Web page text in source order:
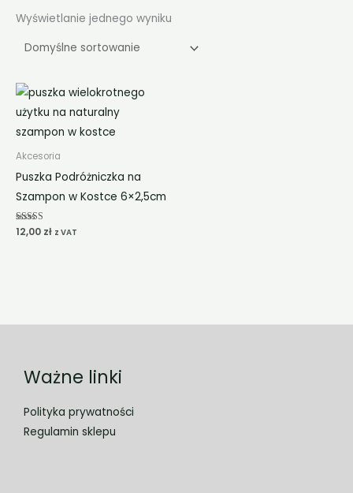
Wyświetlanie jednego wyniku
Akcesoria
Puszka Podróżniczka na
Szampon w Kostce 6×2,5cm
Oceniono
5.00
12,00 zł z VAT
Ważne linki
Polityka prywatności
Regulamin sklepu